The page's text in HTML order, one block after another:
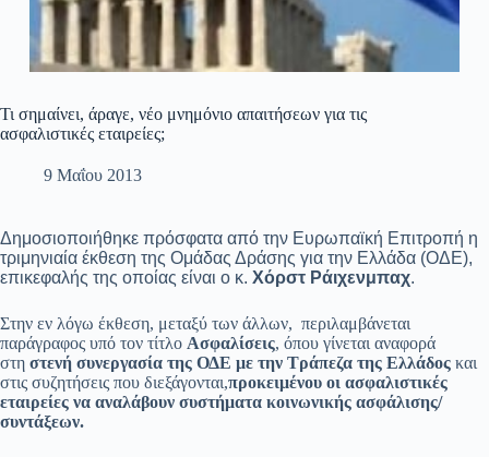
Τι σημαίνει, άραγε, νέο μνημόνιο απαιτήσεων για τις
ασφαλιστικές εταιρείες;
9 Μαΐου 2013
Δημοσιοποιήθηκε πρόσφατα από την Ευρωπαϊκή Επιτροπή η
τριμηνιαία έκθεση της Ομάδας Δράσης για την Ελλάδα (ΟΔΕ),
επικεφαλής της οποίας είναι ο κ. Χόρστ Ράιχενμπαχ.
Στην εν λόγω έκθεση, μεταξύ των άλλων, περιλαμβάνεται
παράγραφος υπό τον τίτλο Ασφαλίσεις, όπου γίνεται αναφορά
στη στενή συνεργασία της ΟΔΕ με την Τράπεζα της Ελλάδος και
στις συζητήσεις που διεξάγονται,προκειμένου οι ασφαλιστικές
εταιρείες να αναλάβουν συστήματα κοινωνικής ασφάλισης/
συντάξεων.